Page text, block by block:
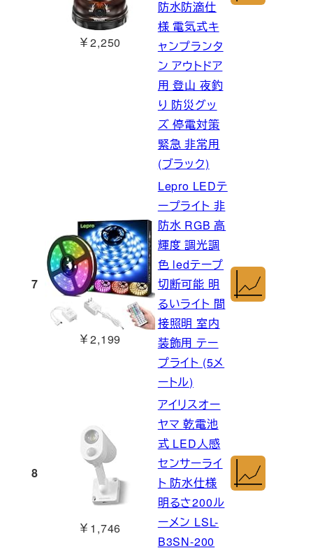
￥2,250
防水防滴仕
様 電気式キ
ャンプランタ
ン アウトドア
用 登山 夜釣
り 防災グッ
ズ 停電対策
緊急 非常用
(ブラック)
7
￥2,199
Lepro LEDテ
ープライト 非
防水 RGB 高
輝度 調光調
色 ledテープ
切断可能 明
るいライト 間
接照明 室内
装飾用 テー
プライト (5メ
ートル)
8
￥1,746
アイリスオー
ヤマ 乾電池
式 LED人感
センサーライ
ト 防水仕様
明るさ200ル
ーメン LSL-
B3SN-200